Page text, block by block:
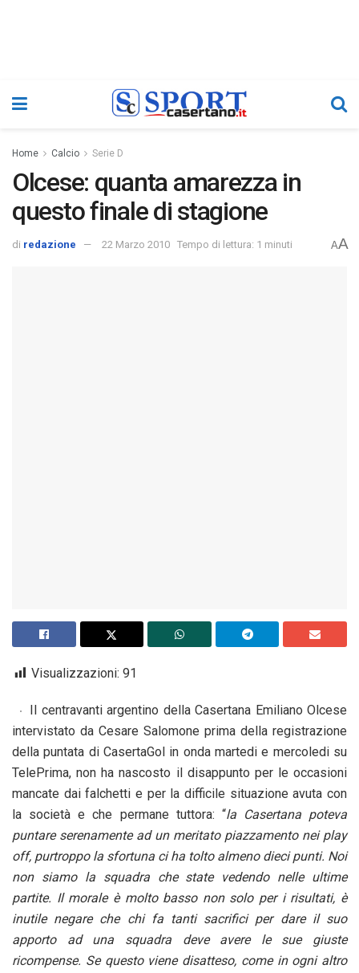
Home Calcio Serie D
Olcese: quanta amarezza in
questo finale di stagione
di redazione 22 Marzo 2010 Tempo di lettura: 1 minuti AA
Visualizzazioni: 91
Il centravanti argentino della Casertana Emiliano Olcese
intervistato da Cesare Salomone prima della registrazione
della puntata di CasertaGol in onda martedi e mercoledi su
TelePrima, non ha nascosto il disappunto per le occasioni
mancate dai falchetti e per la difficile situazione avuta con
la società e che permane tuttora: “la Casertana poteva
puntare serenamente ad un meritato piazzamento nei play
off, purtroppo la sfortuna ci ha tolto almeno dieci punti. Noi
non siamo la squadra che state vedendo nelle ultime
partite. Il morale è molto basso non solo per i risultati, è
inutile negare che chi fa tanti sacrifici per dare il suo
apporto ad una squadra deve avere le sue giuste
ricompense. Se questo viene disatteso, come in ogni altro